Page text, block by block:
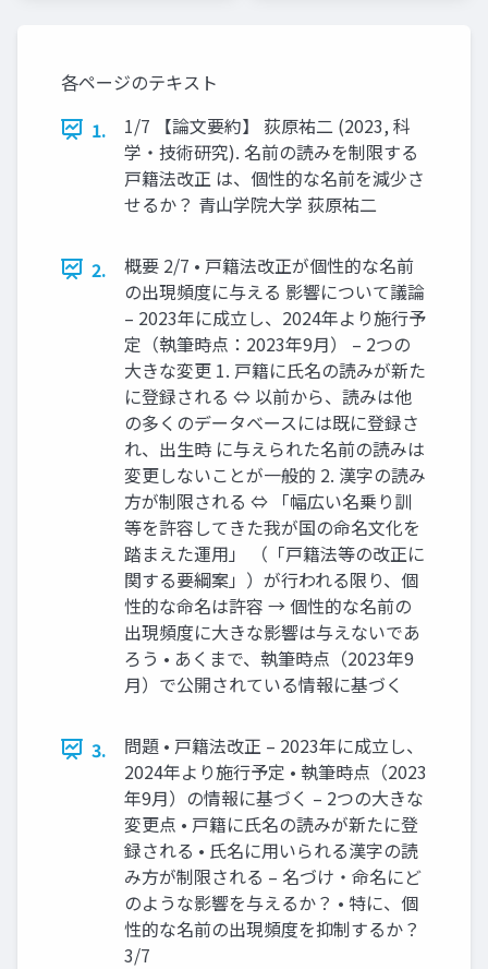
各ページのテキスト
1.
1/7 【論文要約】 荻原祐二 (2023, 科
学・技術研究). 名前の読みを制限する
戸籍法改正 は、個性的な名前を減少さ
せるか？ 青山学院大学 荻原祐二
2.
概要 2/7 • 戸籍法改正が個性的な名前
の出現頻度に与える 影響について議論
– 2023年に成立し、2024年より施行予
定（執筆時点：2023年9月） – 2つの
大きな変更 1. 戸籍に氏名の読みが新た
に登録される ⇔ 以前から、読みは他
の多くのデータベースには既に登録さ
れ、出生時 に与えられた名前の読みは
変更しないことが一般的 2. 漢字の読み
方が制限される ⇔ 「幅広い名乗り訓
等を許容してきた我が国の命名文化を
踏まえた運用」 （「戸籍法等の改正に
関する要綱案」）が行われる限り、個
性的な命名は許容 → 個性的な名前の
出現頻度に大きな影響は与えないであ
ろう • あくまで、執筆時点（2023年9
月）で公開されている情報に基づく
3.
問題 • 戸籍法改正 – 2023年に成立し、
2024年より施行予定 • 執筆時点（2023
年9月）の情報に基づく – 2つの大きな
変更点 • 戸籍に氏名の読みが新たに登
録される • 氏名に用いられる漢字の読
み方が制限される – 名づけ・命名にど
のような影響を与えるか？ • 特に、個
性的な名前の出現頻度を抑制するか？
3/7